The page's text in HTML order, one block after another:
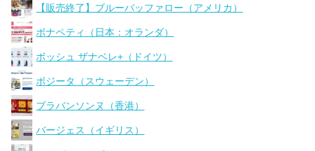
【販売終了】ブルーバッファロー（アメリカ）
ボナペティ（日本：オランダ）
ボッシュ ザナベレ+（ドイツ）
ボジータ（スウェーデン）
ブラバンソンヌ（香港）
バージェス（イギリス）